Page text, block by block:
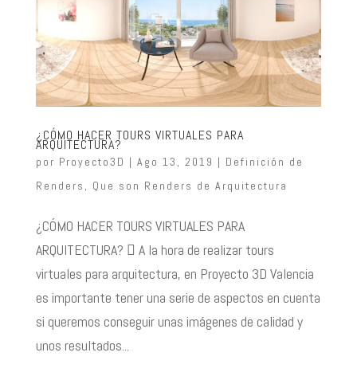
¿CÓMO HACER TOURS VIRTUALES PARA
ARQUITECTURA?
por Proyecto3D | Ago 13, 2019 | Definición de
Renders , Que son Renders de Arquitectura
¿CÓMO HACER TOURS VIRTUALES PARA
ARQUITECTURA?  A la hora de realizar tours
virtuales para arquitectura, en Proyecto 3D Valencia
es importante tener una serie de aspectos en cuenta
si queremos conseguir unas imágenes de calidad y
unos resultados...